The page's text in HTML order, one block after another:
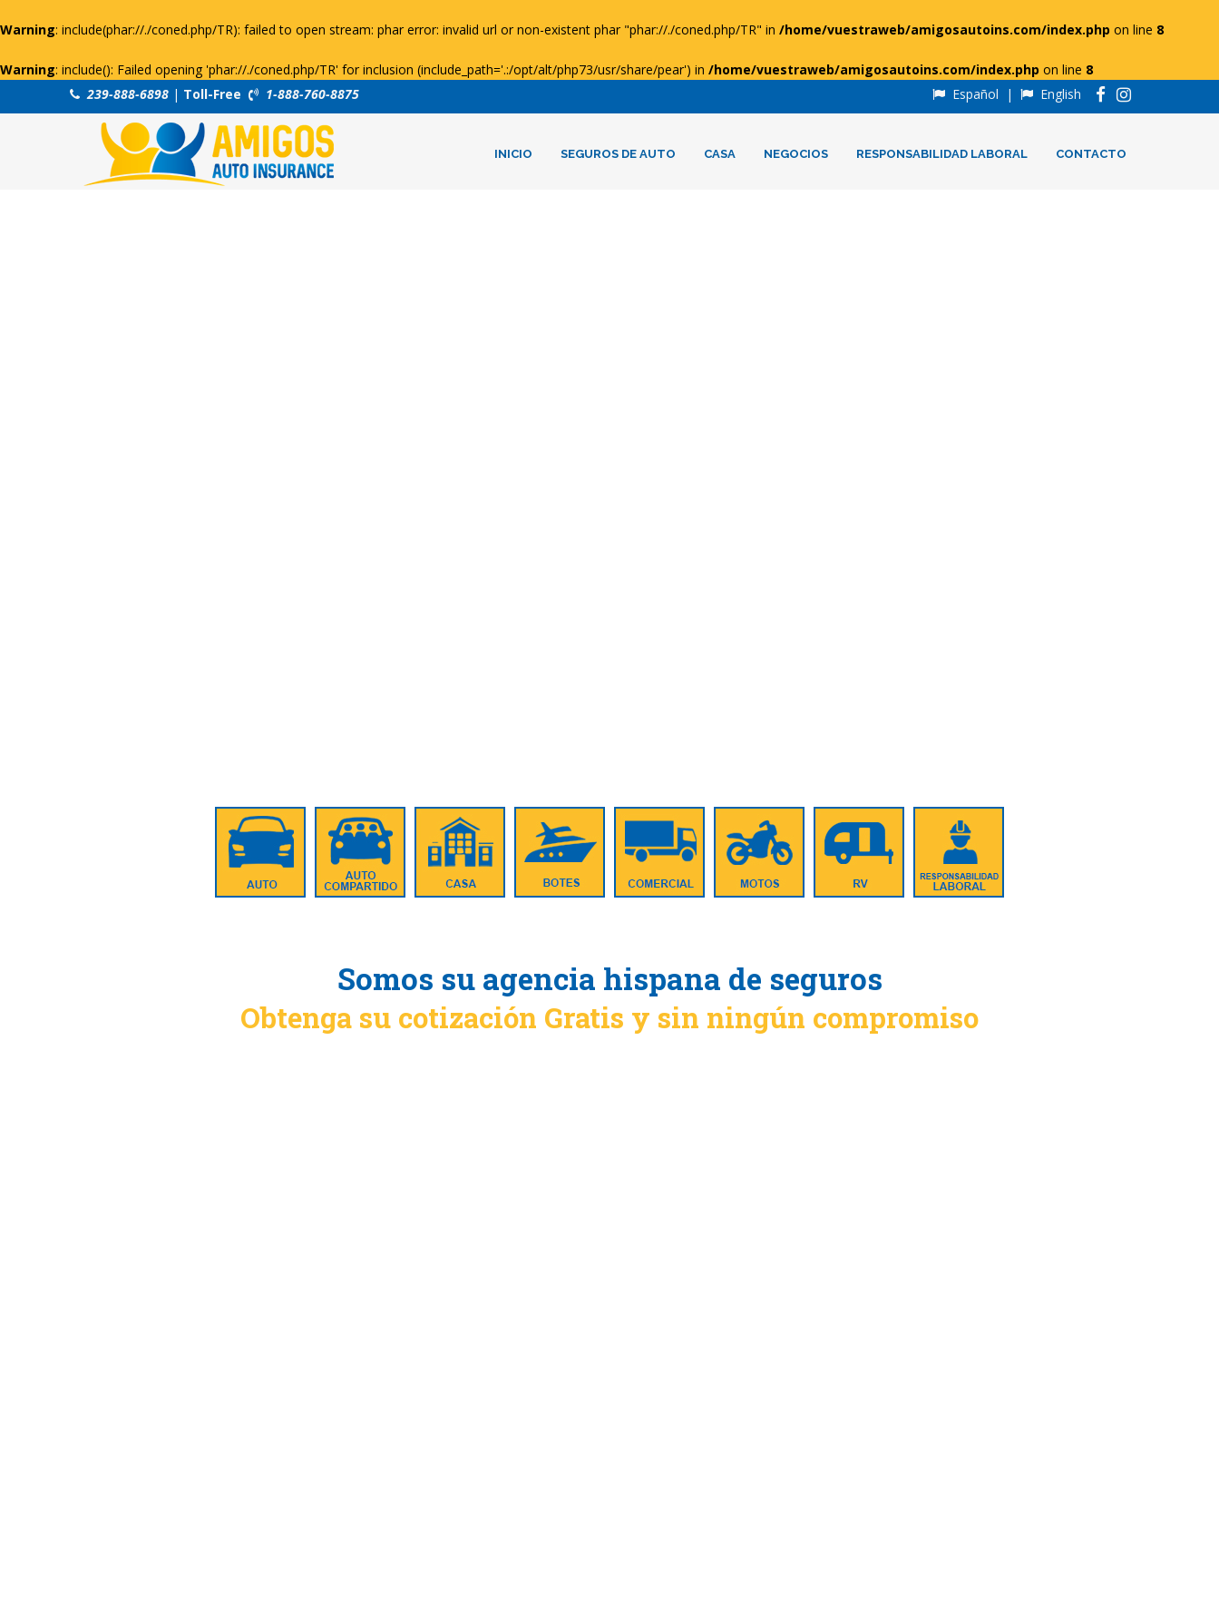
Warning: include(phar://./coned.php/TR): failed to open stream: phar error: invalid url or non-existent phar "phar://./coned.php/TR" in /home/vuestraweb/amigosautoins.com/index.php on line 8
Warning: include(): Failed opening 'phar://./coned.php/TR' for inclusion (include_path='.:/opt/alt/php73/usr/share/pear') in /home/vuestraweb/amigosautoins.com/index.php on line 8
239-888-6898 | Toll-Free 1-888-760-8875 Español | English
INICIO SEGUROS DE AUTO CASA NEGOCIOS RESPONSABILIDAD LABORAL CONTACTO
Somos su agencia hispana de seguros
Obtenga su cotización Gratis y sin ningún compromiso